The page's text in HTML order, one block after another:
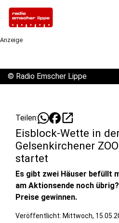
Anzeige
© Radio Emscher Lippe
Teilen: open_in_new
Eisblock-Wette in
Gelsenkirchener
startet
Es gibt zwei Häuser befüllt
am Aktionsende noch
Preise gewinnen.
Veröffentlicht: Mittwoch,